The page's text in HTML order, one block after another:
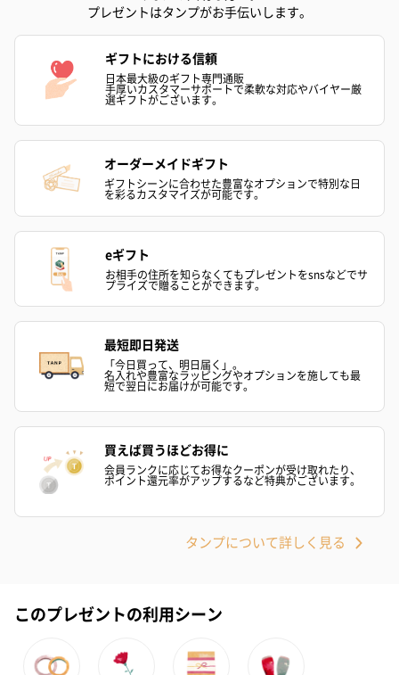
キャンドル・お香を同梱してお届けいたします。
フラッグカプセル：イ
ンセンススティック
（END）（880円）
フラッグカプセル：イ
ンセンススティック
（St.OSMANTHUS）
ショートイン
（880円）
お酒
お酒を同梱してお届けいたします。
※20歳未満の方への酒類の販売はいたしません。
酒（655円）
ブラック１２
お酒にぴったりのおつまみ・サプリを同梱してお届けいたしま
プレゼントはタンプがお手伝いします。
ギフトにおける信頼
日本最大級のギフト専門通販
手厚いカスタマーサポートで柔軟な対応やバイヤー厳
選ギフトがございます。
オーダーメイドギフト
ギフトシーンに合わせた豊富なオプションで特別な日
を彩るカスタマイズが可能です。
eギフト
お相手の住所を知らなくてもプレゼントをsnsなどでサ
プライズで贈ることができます。
最短即日発送
「今日買って、明日届く」。
名入れや豊富なラッピングやオプションを施しても最
短で翌日にお届けが可能です。
買えば買うほどお得に
会員ランクに応じてお得なクーポンが受け取れたり、
ポイント還元率がアップするなど特典がございます。
タンプについて詳しく見る
このプレゼントの利用シーン